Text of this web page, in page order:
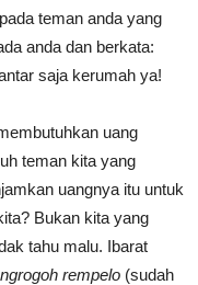
teman anda yang
anda dan berkata:
saja kerumah ya!
uang
teman kita yang
uangnya itu untuk
Bukan kita yang
tahu malu. Ibarat
rempelo (sudah